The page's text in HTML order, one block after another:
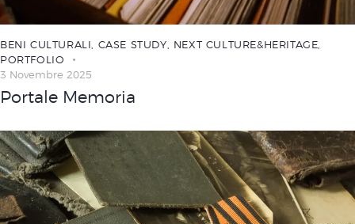
BENI CULTURALI, CASE STUDY, NEXT CULTURE&HERITAGE,
PORTFOLIO
3 Novembre 2025
Portale Memoria